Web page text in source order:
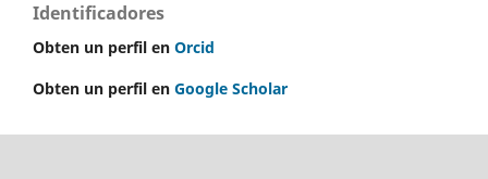
Identificadores
Obten un perfil en Orcid
Obten un perfil en Google Scholar